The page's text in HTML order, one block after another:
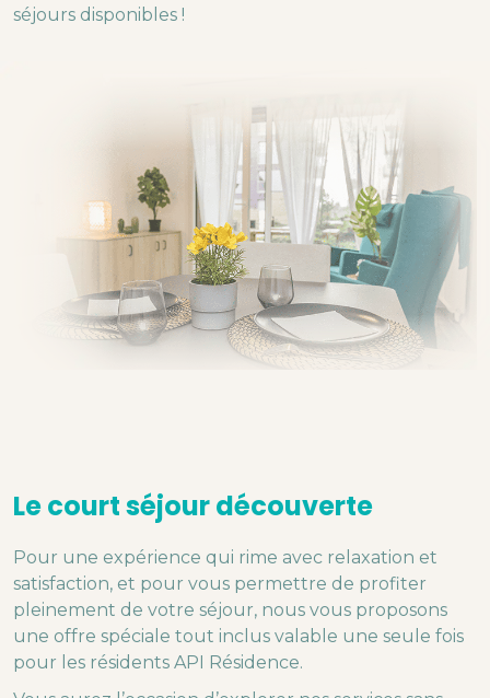
séjours disponibles !
Le court séjour découverte
Pour une expérience qui rime avec relaxation et
satisfaction, et pour vous permettre de profiter
pleinement de votre séjour, nous vous proposons
une offre spéciale tout inclus valable une seule fois
pour les résidents API Résidence.